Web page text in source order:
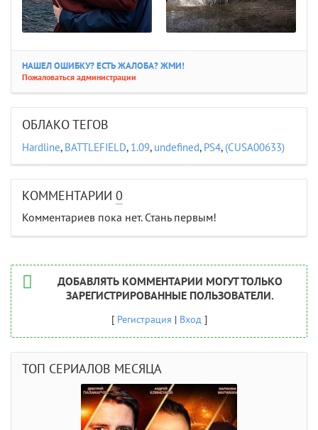
НАШЕЛ ОШИБКУ? ЕСТЬ ЖАЛОБА? ЖМИ!
Пожаловаться администрации
ОБЛАКО ТЕГОВ
Hardline, BATTLEFIELD, 1.09, undefined, PS4, (CUSA00633)
КОММЕНТАРИИ 0
Комментариев пока нет. Стань первым!
ДОБАВЛЯТЬ КОММЕНТАРИИ МОГУТ ТОЛЬКО
ЗАРЕГИСТРИРОВАННЫЕ ПОЛЬЗОВАТЕЛИ.
[ Регистрация | Вход]
ТОП СЕРИАЛОВ МЕСЯЦА